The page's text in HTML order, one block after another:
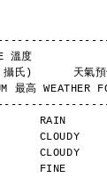
溫度
CELSIUS 攝氏)      天氣
WEATHER
RAIN
CLOUDY
CLOUDY
FINE